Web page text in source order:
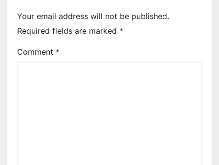
Your email address will not be published.
Required fields are marked *
Comment *